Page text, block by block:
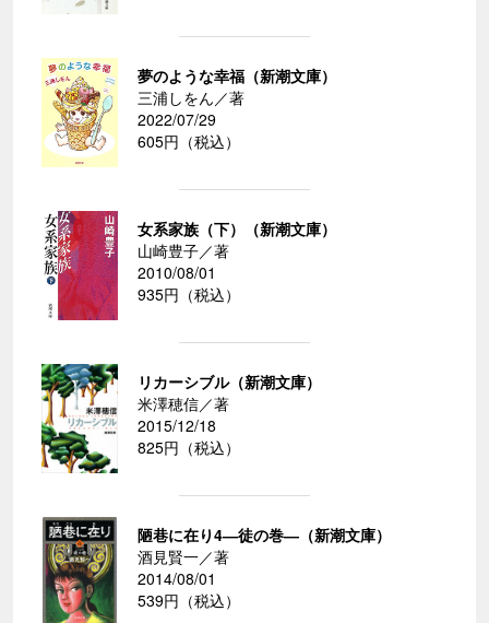
夢のような幸福（新潮文庫）
三浦しをん／著
2022/07/29
605円（税込）
女系家族（下）（新潮文庫）
山崎豊子／著
2010/08/01
935円（税込）
リカーシブル（新潮文庫）
米澤穂信／著
2015/12/18
825円（税込）
陋巷に在り4―徒の巻―（新潮文庫）
酒見賢一／著
2014/08/01
539円（税込）